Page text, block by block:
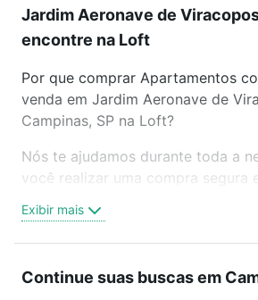
Jardim Aeronave de
encontre na Loft
Por que comprar Apartamentos
venda em Jardim Aeronave de
Campinas, SP na Loft?
Nós te ajudamos durante toda a
você realizar uma compra segura
trabalho e do metrô, aqui você vai
oferta ideal de Apartamentos
Campinas, SP para conquistar seu
Exibir mais
Continue suas buscas em